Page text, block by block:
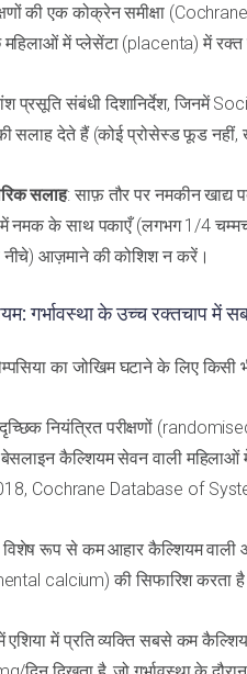
की एक कोक्रेन समीक्षा
में प्लेसेंटा (placenta) में
प्रसूति संबंधी दिशानिर्देश, जिनमें
सलाह देते हैं (कोई प्रोसेस्ड फूड नहीं,
सलाह: साफ़ तौर पर नमकीन
में नमक के साथ पकाएँ (लगभग 1/4 चम्मच
नीचे) आज़माने की कोशिश न करें।
गर्भावस्था के उच्च रक्तचाप में
का जोखिम घटाने के लिए
नियंत्रित परीक्षणों
कैल्शियम सेवन वाली महिलाओं
Cochrane Database of
रूप से कम आहार कैल्शियम वाली
calcium) की सिफारिश करता
एशिया में प्रति व्यक्ति सबसे कम